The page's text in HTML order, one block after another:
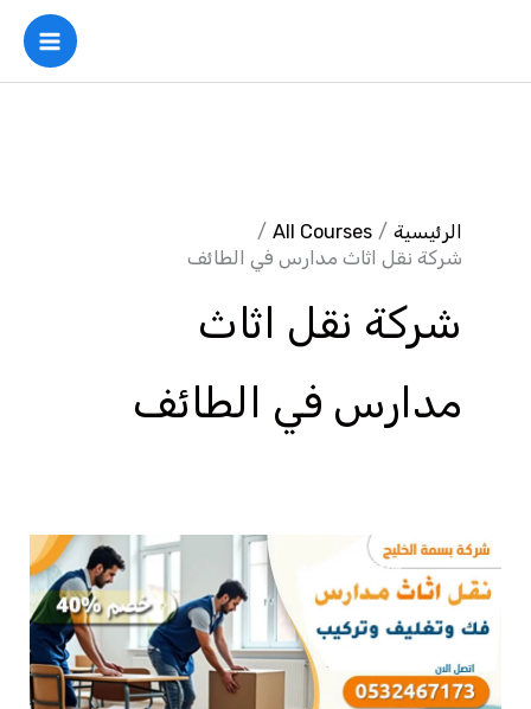
المحتوى
الرئيسية
All Courses
شركة نقل اثاث مدارس في الطائف
شركة نقل اثاث
مدارس في الطائف
شركة
نقل
اثاث
في